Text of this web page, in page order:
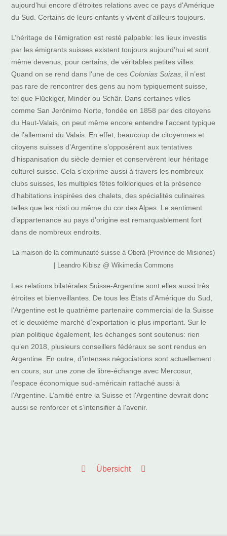
aujourd’hui encore d’étroites relations avec ce pays d'Amérique
du Sud. Certains de leurs enfants y vivent d’ailleurs toujours.
L’héritage de l’émigration est resté palpable: les lieux investis
par les émigrants suisses existent toujours aujourd'hui et sont
même devenus, pour certains, de véritables petites villes.
Quand on se rend dans l'une de cesColonias Suizas , il n’est
pas rare de rencontrer des gens au nom typiquement suisse,
tel que Flückiger, Minder ou Schär. Dans certaines villes
comme San Jerónimo Norte, fondée en 1858 par des citoyens
du Haut-Valais, on peut même encore entendre l'accent typique
de l’allemand du Valais. En effet, beaucoup de citoyennes et
citoyens suisses d’Argentine s’opposèrent aux tentatives
d’hispanisation du siècle dernier et conservèrent leur héritage
culturel suisse. Cela s’exprime aussi à travers les nombreux
clubs suisses, les multiples fêtes folkloriques et la présence
d’habitations inspirées des chalets, des spécialités culinaires
telles que les rösti ou même du cor des Alpes. Le sentiment
d’appartenance au pays d’origine est remarquablement fort
dans de nombreux endroits.
La maison de la communauté suisse à Oberá (Province de Misiones)
| Leandro Kibisz @ Wikimedia Commons
Les relations bilatérales Suisse-Argentine sont elles aussi très
étroites et bienveillantes. De tous les États d’Amérique du Sud,
l’Argentine est le quatrième partenaire commercial de la Suisse
et le deuxième marché d’exportation le plus important. Sur le
plan politique également, les échanges sont soutenus: rien
qu’en 2018, plusieurs conseillers fédéraux se sont rendus en
Argentine. En outre, d’intenses négociations sont actuellement
en cours, sur une zone de libre-échange avec Mercosur,
l’espace économique sud-américain rattaché aussi à
l’Argentine. L’amitié entre la Suisse et l'Argentine devrait donc
aussi se renforcer et s’intensifier à l'avenir.
Übersicht